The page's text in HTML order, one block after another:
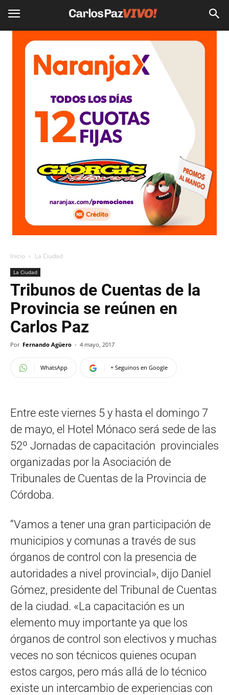
Inicio La Ciudad
La Ciudad
Tribunos de Cuentas de la
Provincia se reúnen en
Carlos Paz
Por Fernando Agüero - 4 mayo, 2017
WhatsApp + Seguinos en Google
Entre este viernes 5 y hasta el domingo 7
de mayo, el Hotel Mónaco será sede de las
52º Jornadas de capacitación provinciales
organizadas por la Asociación de
Tribunales de Cuentas de la Provincia de
Córdoba.
“Vamos a tener una gran participación de
municipios y comunas a través de sus
órganos de control con la presencia de
autoridades a nivel provincial», dijo Daniel
Gómez, presidente del Tribunal de Cuentas
de la ciudad. «La capacitación es un
elemento muy importante ya que los
órganos de control son electivos y muchas
veces no son técnicos quienes ocupan
estos cargos, pero más allá de lo técnico
existe un intercambio de experiencias con